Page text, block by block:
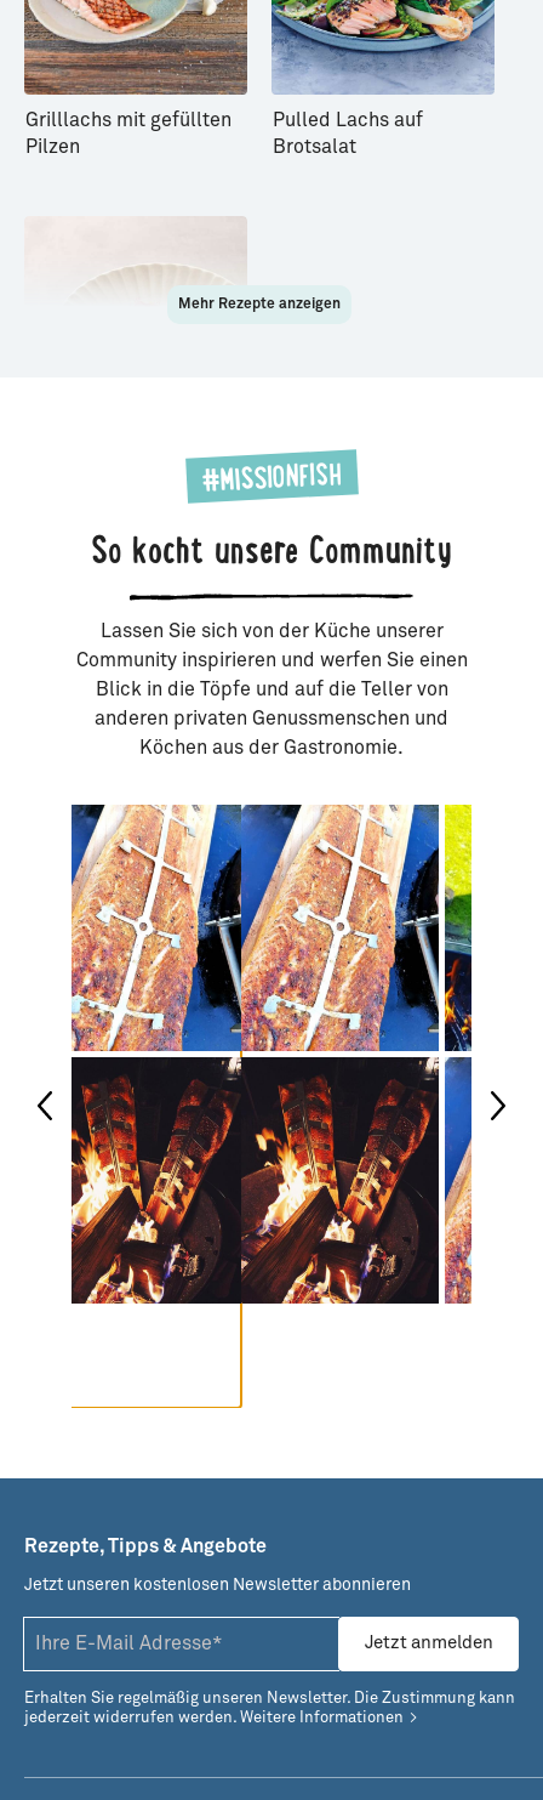
Grilllachs mit gefüllten
Pilzen
Pulled Lachs auf
Brotsalat
Geflämmtes Lachsfilet
Mehr Rezepte anzeigen
#MISSIONFISH
So kocht unsere Community
Lassen Sie sich von der Küche unserer
Community inspirieren und werfen Sie einen
Blick in die Töpfe und auf die Teller von
anderen privaten Genussmenschen und
Köchen aus der Gastronomie.
Rezepte, Tipps & Angebote
Jetzt unseren kostenlosen Newsletter abonnieren
Jetzt anmelden
Erhalten Sie regelmäßig unseren Newsletter. Die Zustimmung kann
jederzeit widerrufen werden. Weitere Informationen